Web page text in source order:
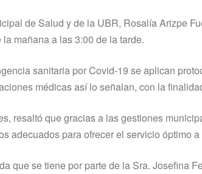
de Salud y de la UBR, Rosalía Arizpe
mañana a las 3:00 de la tarde.
sanitaria por Covid-19 se aplican
médicas así lo señalan, con la
resaltó que gracias a las gestiones
adecuados para ofrecer el servicio óptimo
que se tiene por parte de la Sra. Josefina